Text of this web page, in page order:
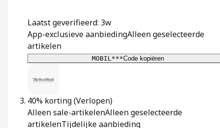
Laatst geverifieerd: 3w
App-exclusieve aanbiedingAlleen geselecteerde
artikelen
MOBIL***Code kopiëren
40% korting(Verlopen)
Alleen sale-artikelenAlleen geselecteerde
artikelenTijdelijke aanbieding